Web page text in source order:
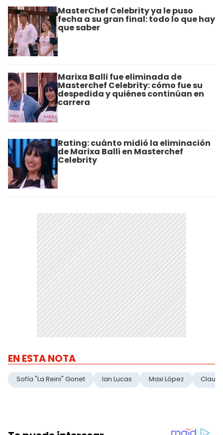
MasterChef Celebrity ya le puso
fecha a su gran final: todo lo que hay
que saber
Marixa Balli fue eliminada de
Masterchef Celebrity: cómo fue su
despedida y quiénes continúan en
carrera
Rating: cuánto midió la eliminación
de Marixa Balli en Masterchef
Celebrity
EN ESTA NOTA
Sofía "La Reini" Gonet Ian Lucas Maxi López